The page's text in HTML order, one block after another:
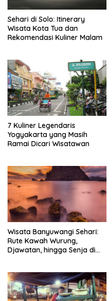
Sehari di Solo: Itinerary
Wisata Kota Tua dan
Rekomendasi Kuliner Malam
7 Kuliner Legendaris
Yogyakarta yang Masih
Ramai Dicari Wisatawan
Wisata Banyuwangi Sehari:
Rute Kawah Wurung,
Djawatan, hingga Senja di